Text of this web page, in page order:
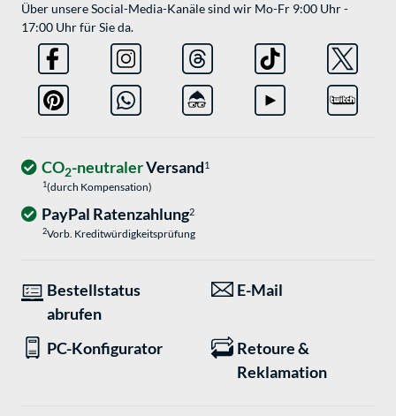
Über unsere Social-Media-Kanäle sind wir Mo-Fr 9:00 Uhr -
17:00 Uhr für Sie da.
CO2-neutralerVersand1
1(durch Kompensation)
PayPal Ratenzahlung2
2Vorb. Kreditwürdigkeitsprüfung
Bestellstatus
abrufen
E-Mail
PC-Konfigurator
Retoure &
Reklamation